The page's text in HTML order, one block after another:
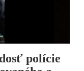
polície